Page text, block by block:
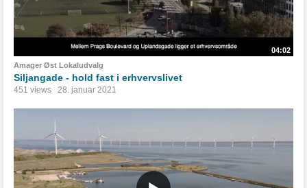
04:02
Amager Øst Lokaludvalg
Siljangade - hold fast i erhvervslivet
451 views 28. januar 2021